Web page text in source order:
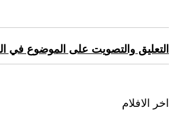
التعليق والتصويت على الموضوع في
اخر الافلام